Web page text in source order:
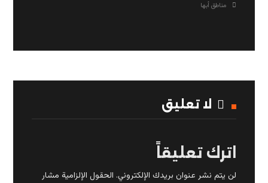
مناطق أبها
لا تعليق
اترك تعليقاً
لن يتم نشر عنوان بريدك الإلكتروني. الحقول الإلزامية مشار